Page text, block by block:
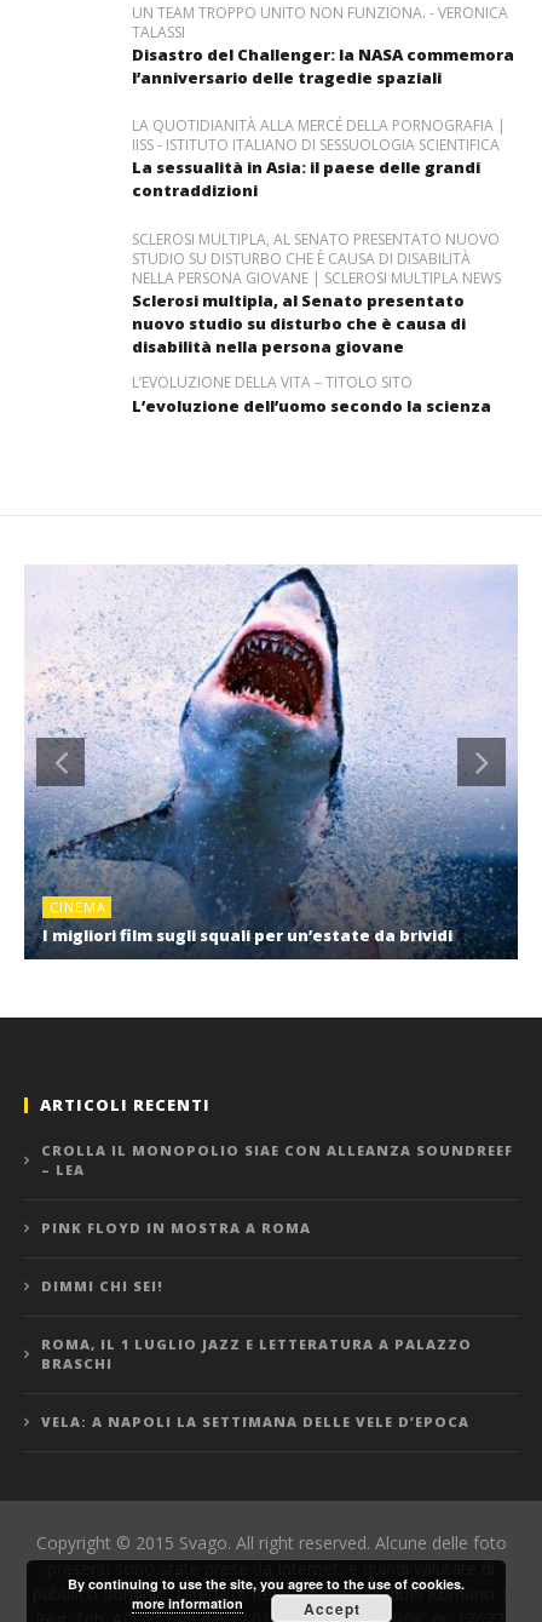
UN TEAM TROPPO UNITO NON FUNZIONA. - VERONICA
TALASSI
Disastro del Challenger: la NASA commemora
l’anniversario delle tragedie spaziali
LA QUOTIDIANITÀ ALLA MERCÉ DELLA PORNOGRAFIA |
IISS - ISTITUTO ITALIANO DI SESSUOLOGIA SCIENTIFICA
La sessualità in Asia: il paese delle grandi
contraddizioni
SCLEROSI MULTIPLA, AL SENATO PRESENTATO NUOVO
STUDIO SU DISTURBO CHE È CAUSA DI DISABILITÀ
NELLA PERSONA GIOVANE | SCLEROSI MULTIPLA NEWS
Sclerosi multipla, al Senato presentato
nuovo studio su disturbo che è causa di
disabilità nella persona giovane
L’EVOLUZIONE DELLA VITA – TITOLO SITO
L’evoluzione dell’uomo secondo la scienza
CINEMA
I migliori film sugli squali per un’estate da brividi
ARTICOLI RECENTI
CROLLA IL MONOPOLIO SIAE CON ALLEANZA SOUNDREEF
– LEA
PINK FLOYD IN MOSTRA A ROMA
DIMMI CHI SEI!
ROMA, IL 1 LUGLIO JAZZ E LETTERATURA A PALAZZO
BRASCHI
VELA: A NAPOLI LA SETTIMANA DELLE VELE D’EPOCA
Copyright © 2015 Svago. All right reserved. Alcune delle foto
pubblico dominio. Direttore Responsabile: Manuel Romano |
By continuing to use the site, you agree to the use of cookies.
more information
Accept